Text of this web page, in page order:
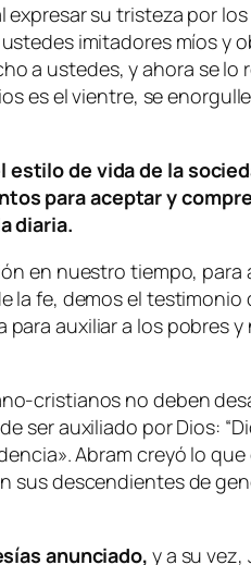
su tristeza por
imitadores míos y
a ustedes, y ahora se
es el vientre, se
de vida de la
para aceptar y
diaria.
en nuestro tiempo,
fe, demos el
auxiliar a los pobres
cristianos no deben
ser auxiliado por Dios:
Abram creyó lo
sus descendientes de
anunciado, y a su vez,